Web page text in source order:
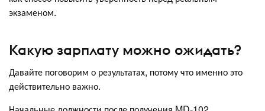
экзаменом.
Какую зарплату можно ожидать?
Давайте поговорим о результатах, потому что именно это
действительно важно.